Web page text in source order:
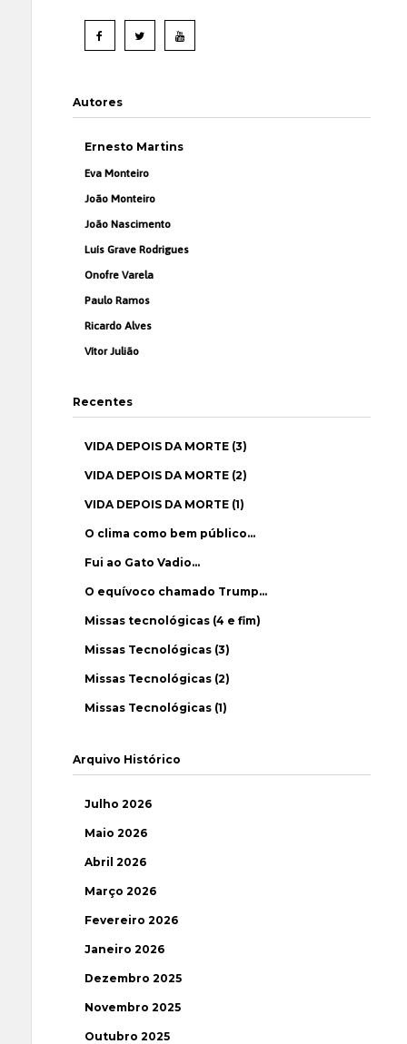
Autores
Ernesto Martins
Eva Monteiro
João Monteiro
João Nascimento
Luís Grave Rodrigues
Onofre Varela
Paulo Ramos
Ricardo Alves
Vítor Julião
Recentes
VIDA DEPOIS DA MORTE (3)
VIDA DEPOIS DA MORTE (2)
VIDA DEPOIS DA MORTE (1)
O clima como bem público…
Fui ao Gato Vadio…
O equívoco chamado Trump…
Missas tecnológicas (4 e fim)
Missas Tecnológicas (3)
Missas Tecnológicas (2)
Missas Tecnológicas (1)
Arquivo Histórico
Julho 2026
Maio 2026
Abril 2026
Março 2026
Fevereiro 2026
Janeiro 2026
Dezembro 2025
Novembro 2025
Outubro 2025